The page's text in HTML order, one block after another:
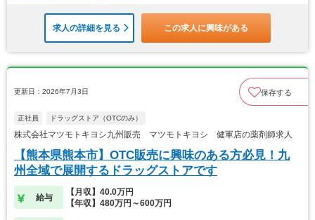
求人の詳細を見る この求人に興味がある
更新日：2026年7月3日 保存する
正社員 ドラッグストア（OTCのみ）
株式会社マツモトキヨシ九州販売 マツモトキヨシ 健軍店の薬剤師求人
【熊本県熊本市】OTC販売に興味のある方必見！九
州全域で展開するドラッグストアです
給与
【月収】40.0万円
【年収】480万円～600万円